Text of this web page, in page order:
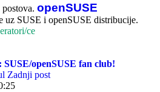
openSUSE
uz SUSE i openSUSE distribucije.
ce
SUSE/openSUSE fan club!
Zadnji post